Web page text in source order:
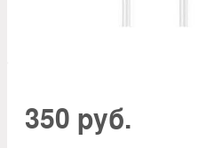
350 руб.